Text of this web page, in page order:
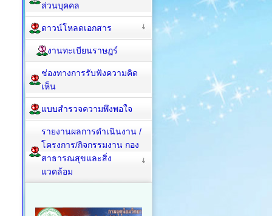
ส่วนบุคคล
ดาวน์โหลดเอกสาร
งานทะเบียนราษฎร์
ช่องทางการรับฟังความคิด
เห็น
แบบสำรวจความพึงพอใจ
รายงานผลการดำเนินงาน /
โครงการ/กิจกรรมงาน กอง
สาธารณสุขและสิ่ง
แวดล้อม